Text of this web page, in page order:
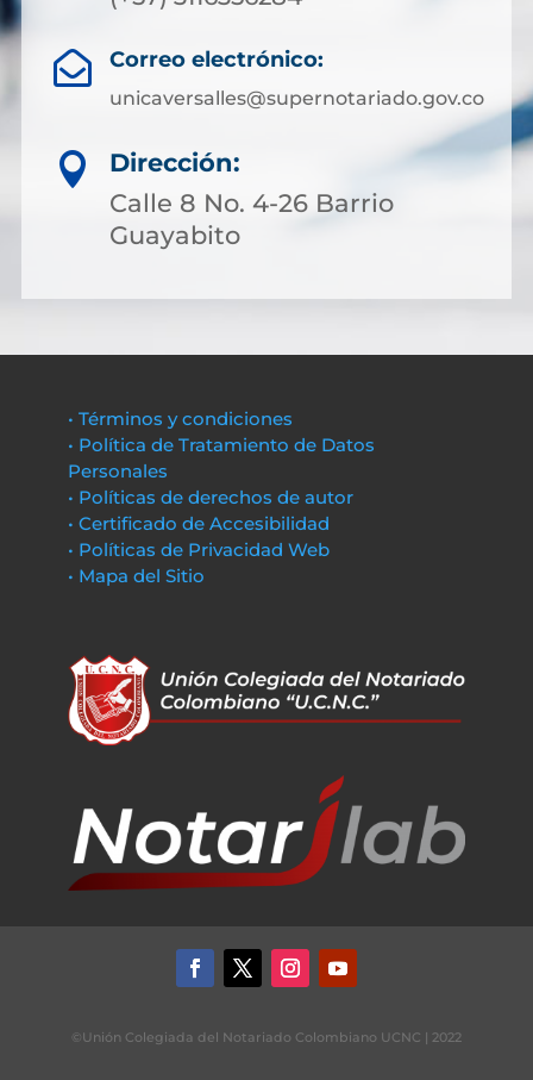
 Correo electrónico:
unicaversalles@supernotariado.gov.co

Dirección:
Calle 8 No. 4-26 Barrio
Guayabito
• Términos y condiciones
• Política de Tratamiento de Datos
Personales
• Políticas de derechos de autor
• Certificado de Accesibilidad
• Políticas de Privacidad Web
• Mapa del Sitio
©Unión Colegiada del Notariado Colombiano UCNC | 2022